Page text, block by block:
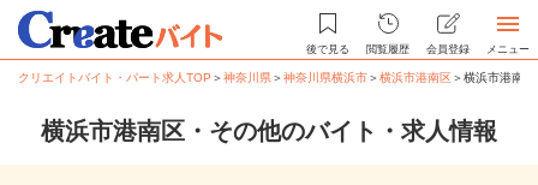
後で見る 閲覧履歴 会員登録 メニュー
クリエイトバイト・パート求人TOP ＞神奈川県＞神奈川県横浜市＞横浜市港南区＞横浜市港南
横浜市港南区・その他のバイト・求人情報